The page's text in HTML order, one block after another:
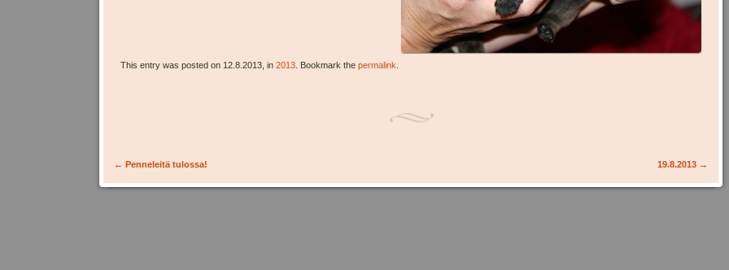
This entry was posted on 12.8.2013, in 2013. Bookmark the permalink
Post navigation
← Penneleitä tulossa! 19.8.2013 →